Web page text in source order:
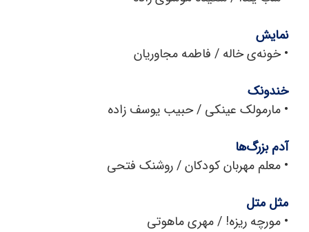
نمایش
•خونه‌ی خاله / فاطمه مجاوریان
خندونک
• مارمولک عینکی / حبیب یوسف زاده
آدم بزرگ‌ها
• معلم مهربان کودکان / روشنک فتحی
مثل متل
• مورچه ریزه! / مهری ماهوتی